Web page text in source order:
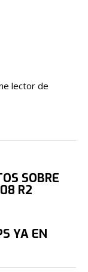
lector de
SOBRE
R2
YA EN